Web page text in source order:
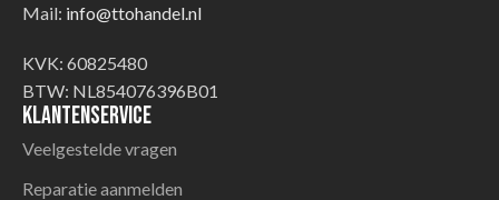
Mail: info@ttohandel.nl
KVK: 60825480
BTW: NL854076396B01
Klantenservice
Veelgestelde vragen
Reparatie aanmelden